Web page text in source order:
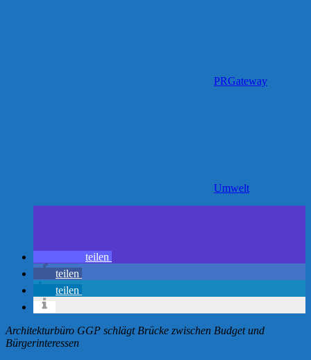
PRGateway
Umwelt
teilen
teilen
teilen
Architekturbüro GGP schlägt Brücke zwischen Budget und
Bürgerinteressen